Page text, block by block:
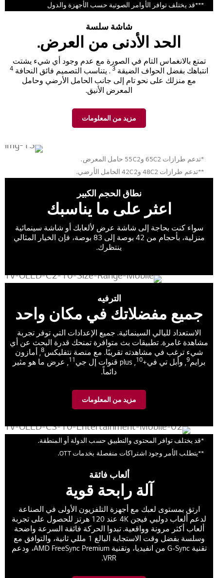
***قد يختلف توافر الأوامر الصوتية حسب الأجهزة والدول
شاشة سلسة
الحد الأدنى من العرض.
تمتع بالانغماس التام في الصورة مع عدم وجود أي شيء يشتت
انتباهك بفضل الحواف الضيقة 3 . يتناسب التصميم فائق النحافة 4
مع منزلك على نحو تام إلى جانب الحامل الأرضي وحامل
المعرض الأنيق.
مزيد من المعلومات
*تدعم طرازات 65C2 و55C2 حامل المعرض.
**تدعم طرازات 48C2 و42C2 الحامل الأرضي.
نطاق الحجم الكبير
اعثر على ما يناسبك
سواء كنت بحاجة إلى شاشة عرض لألعابك أو شاشة سينمائية
منزلية، بأحجام من 42 بوصة إلى 83 بوصة، فإن الخيار المثالي
ينتظرك.
الترفيه
جميع مفضلاتك في مكان واحد
الاستعداد لليالي السينمائية. جميع الإعدادات التي توفر تجربة
مشاهدة غامرة. تطبيقات بث متوافرة تمنحك قدرة البحث عن أي
شيء ترغب في مشاهدته تقريبًا. مع منصة نتفليكس8, أمازون
برايم9, وأبل تي في+10, plus قنوات إل جي 11, عرض ما هو مثير
دائماً.
مزيد من المعلومات
*قد يختلف توافر المحتوى والتطبيق حسب الدولة أو المنطقة.
**يتطلب الأمر وجود اشتراكات منفصلة بخدمات OTT.
ألعاب فائقة
آلة رابحة قوية
ارتق بمستوى لعبك مع أجهزة التلفزيون الأولى في الصناعة
لدعم ألعاب دولبي فيجن 4K عند 120 هرتز للحصول على تجربة
ألعاب أكثر مرونة وواقعية. تبدوا الحركة فائقة السرعة واضحة
وسلسة بفضل وقت الاستجابة البالغ 1 مللي ثانية، والتوافق مع
تقنية G-Sync من انفيديا، وتقنية AMD FreeSync Premium، ودعم
VRR.